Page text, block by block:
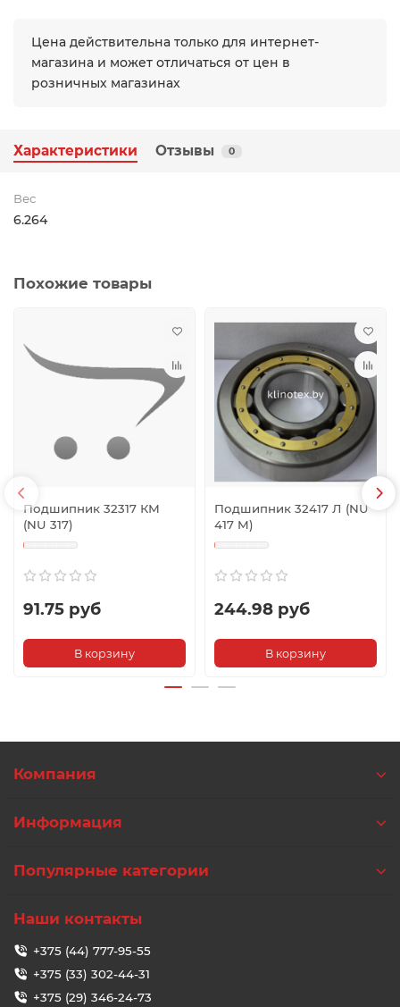
Цена действительна только для интернет-
магазина и может отличаться от цен в
розничных магазинах
Характеристики Отзывы 0
Вес
6.264
Похожие товары
Подшипник 32317 КМ
(NU 317)
91.75 руб
В корзину
Подшипник 32417 Л (NU
417 M)
244.98 руб
В корзину
Компания
Информация
Популярные категории
Наши контакты
+375 (44) 777-95-55
+375 (33) 302-44-31
+375 (29) 346-24-73